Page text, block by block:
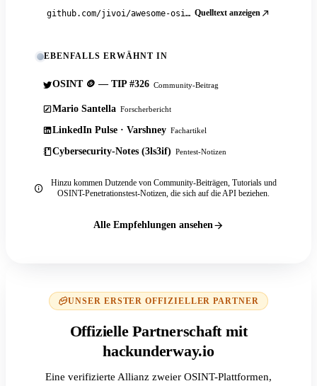
github.com/jivoi/awesome-osint Quelltext anzeigen
EBENFALLS ERWÄHNT IN
OSINT 🪙 — TIP #326 Community-Beitrag
Mario Santella Forscherbericht
LinkedIn Pulse · Varshney Fachartikel
Cybersecurity-Notes (3ls3if) Pentest-Notizen
Hinzu kommen Dutzende von Community-Beiträgen, Tutorials und
OSINT-Penetrationstest-Notizen, die sich auf die API beziehen.
Alle Empfehlungen ansehen
UNSER ERSTER OFFIZIELLER PARTNER
Offizielle Partnerschaft mit
hackunderway.io
Eine verifizierte Allianz zweier OSINT-Plattformen,